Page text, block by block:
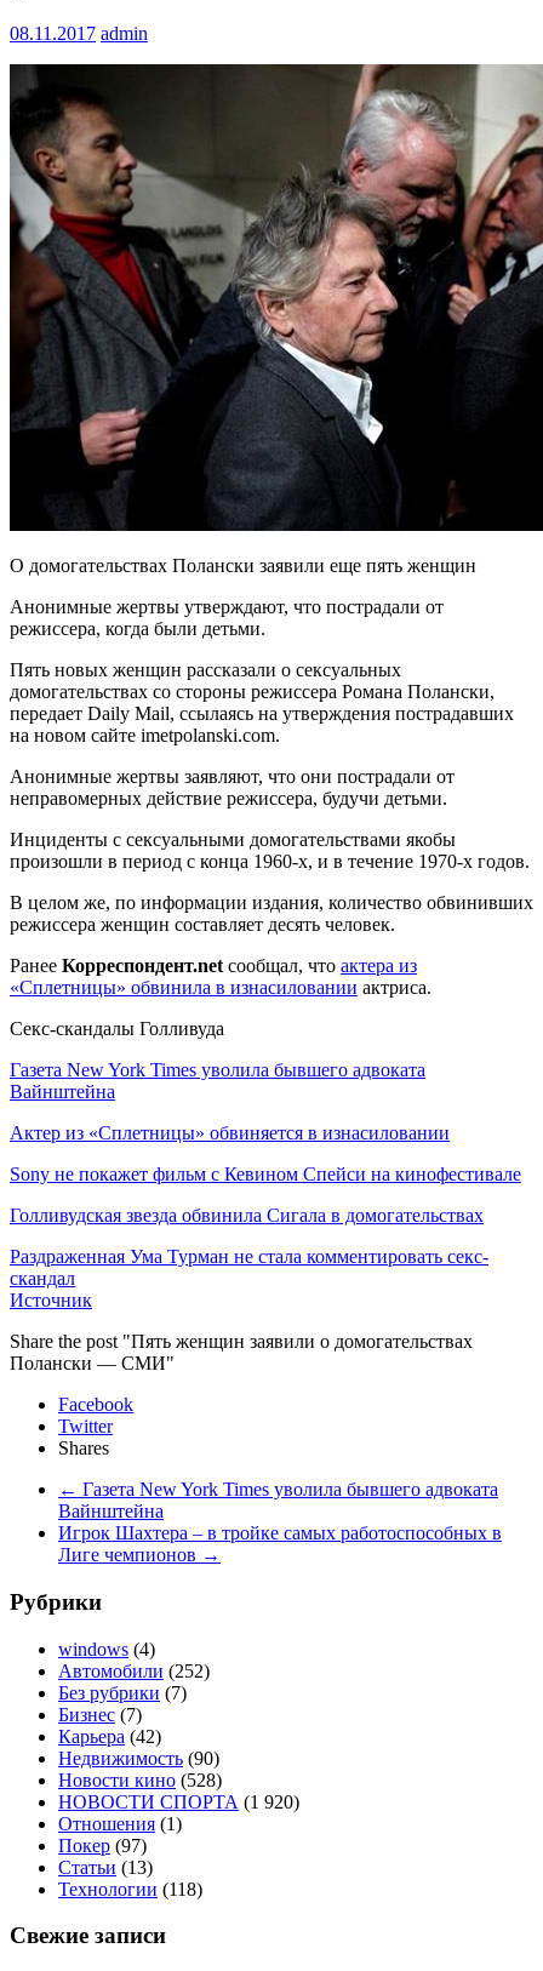
08.11.2017 admin
О домогательствах Полански заявили еще пять женщин
Анонимные жертвы утверждают, что пострадали от
режиссера, когда были детьми.
Пять новых женщин рассказали о сексуальных
домогательствах со стороны режиссера Романа Полански,
передает Daily Mail, ссылаясь на утверждения пострадавших
на новом сайте imetpolanski.com.
Анонимные жертвы заявляют, что они пострадали от
неправомерных действие режиссера, будучи детьми.
Инциденты с сексуальными домогательствами якобы
произошли в период с конца 1960-х, и в течение 1970-х годов.
В целом же, по информации издания, количество обвинивших
режиссера женщин составляет десять человек.
Ранее Корреспондент.net сообщал, что актера из
«Сплетницы» обвинила в изнасиловании актриса.
Секс-скандалы Голливуда
Газета New York Times уволила бывшего адвоката
Вайнштейна
Актер из «Сплетницы» обвиняется в изнасиловании
Sony не покажет фильм с Кевином Спейси на кинофестивале
Голливудская звезда обвинила Сигала в домогательствах
Раздраженная Ума Турман не стала комментировать секс-
скандал
Источник
Share the post "Пять женщин заявили о домогательствах
Полански — СМИ"
Facebook
Twitter
Shares
← Газета New York Times уволила бывшего адвоката
Вайнштейна
Игрок Шахтера – в тройке самых работоспособных в
Лиге чемпионов →
Рубрики
windows (4)
Автомобили (252)
Без рубрики (7)
Бизнес (7)
Карьера (42)
Недвижимость (90)
Новости кино (528)
НОВОСТИ СПОРТА (1 920)
Отношения (1)
Покер (97)
Статьи (13)
Технологии (118)
Свежие записи